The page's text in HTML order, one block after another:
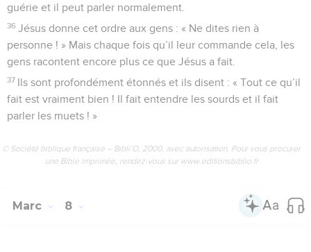
guérie et il peut parler normalement.
36 Jésus donne cet ordre aux gens : « Ne dites rien à
personne ! » Mais chaque fois qu’il leur commande cela, les
gens racontent encore plus ce que Jésus a fait.
37 Ils sont profondément étonnés et ils disent : « Tout ce qu’il
fait est vraiment bien ! Il fait entendre les sourds et il fait
parler les muets ! »
© Société biblique française – Bibli’O, 2000, avec autorisation. Pour vous procurer
une Bible imprimée, rendez-vous sur www.editionsbiblio.fr
Marc 8